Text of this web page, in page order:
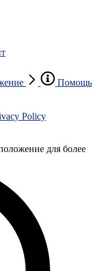
Помощь
Policy
для более